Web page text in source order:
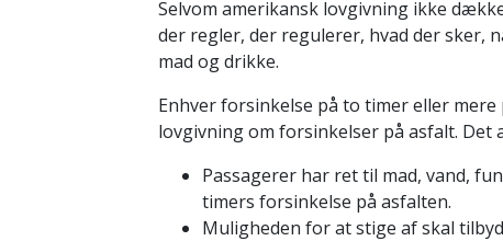
Selvom amerikansk lovgivning ikke
der regler, der regulerer, hvad der sker,
mad og drikke.
Enhver forsinkelse på to timer eller
lovgivning om forsinkelser på asfalt.
Passagerer har ret til mad, vand,
timers forsinkelse på asfalten.
Muligheden for at stige af skal